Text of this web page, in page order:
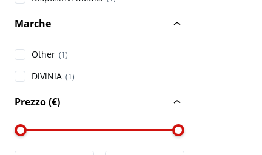
Marche
Other (1)
DiViNiA (1)
Prezzo (€)